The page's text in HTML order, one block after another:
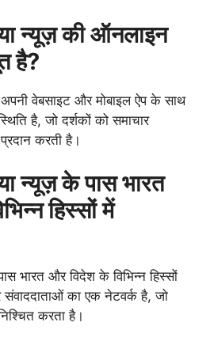
न्यूज़ की ऑनलाइन
है?
अपनी वेबसाइट और मोबाइल ऐप के साथ
है, जो दर्शकों को समाचार
करती है।
न्यूज़ के पास भारत
हिस्सों में
भारत और विदेश के विभिन्न हिस्सों
का एक नेटवर्क है, जो
करता है।